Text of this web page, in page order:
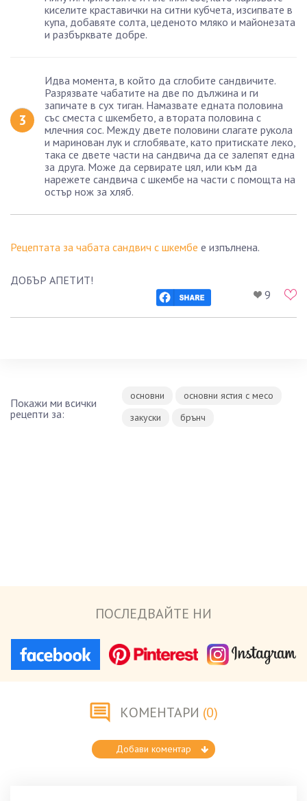
киселите краставички на ситни кубчета, изсипвате в
купа, добавяте солта, цеденото мляко и майонезата
и разбърквате добре.
Идва момента, в който да сглобите сандвичите.
Разрязвате чабатите на две по дължина и ги
запичате в сух тиган. Намазвате едната половина
със сместа с шкембето, а втората половина с
млечния сос. Между двете половини слагате рукола
и маринован лук и сглобявате, като притискате леко,
така се двете части на сандвича да се залепят една
за друга. Може да сервирате цял, или към да
нарежете сандвича с шкембе на части с помощта на
остър нож за хляб.
Рецептата за чабата сандвич с шкембе е изпълнена.
ДОБЪР АПЕТИТ!
9
Покажи ми всички
рецепти за:
основни
основни ястия с месо
закуски
брънч
ПОСЛЕДВАЙТЕ НИ
КОМЕНТАРИ (0)
Добави коментар